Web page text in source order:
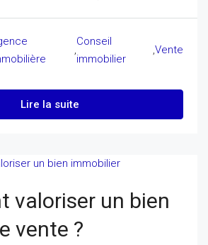
,
Conseil
immobilier
,Vente
Lire la suite
valoriser un bien
vente ?